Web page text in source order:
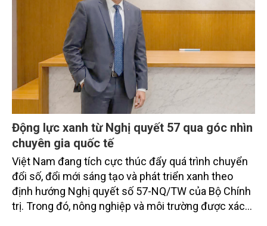
Động lực xanh từ Nghị quyết 57 qua góc nhìn
chuyên gia quốc tế
Việt Nam đang tích cực thúc đẩy quá trình chuyển
đổi số, đổi mới sáng tạo và phát triển xanh theo
định hướng Nghị quyết số 57-NQ/TW của Bộ Chính
trị. Trong đó, nông nghiệp và môi trường được xác